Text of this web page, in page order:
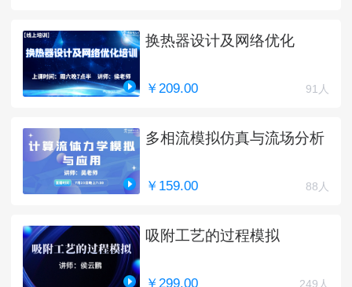
换热器设计及网络优化
￥209.00 91人
多相流模拟仿真与流场分析
￥159.00 88人
吸附工艺的过程模拟
￥299.00 249人